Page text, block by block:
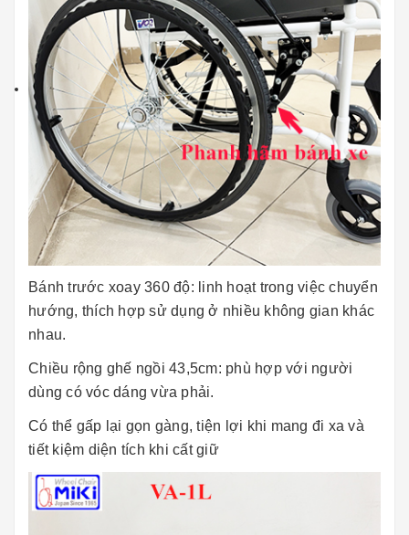
Bánh trước xoay 360 độ: linh hoạt trong việc chuyển
hướng, thích hợp sử dụng ở nhiều không gian khác
nhau.
Chiều rộng ghế ngồi 43,5cm: phù hợp với người
dùng có vóc dáng vừa phải.
Có thể gấp lại gọn gàng, tiện lợi khi mang đi xa và
tiết kiệm diện tích khi cất giữ